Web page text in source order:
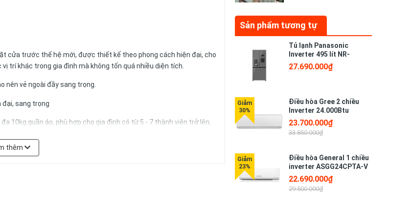
cửa trước thế hệ mới, được thiết kế theo phong cách hiện đại, cho
trí khác trong gia đình mà không tốn quá nhiều diện tích.
nên vẻ ngoài đầy sang trọng.
10kg quần áo, phù hợp cho gia đình có từ 5 - 7 thành viên trở lên,
thêm
Sản phẩm tương tự
Tủ lạnh Panasonic
Inverter 495 lít NR-
CW530XMMV
27.690.000₫
Điều hòa Gree 2 chiều
Inverter 24.000Btu
CHARM24HI
23.700.000₫
33.850.000₫
Điều hòa General 1 chiều
inverter ASGG24CPTA-V
24000BTU
22.690.000₫
29.500.000₫